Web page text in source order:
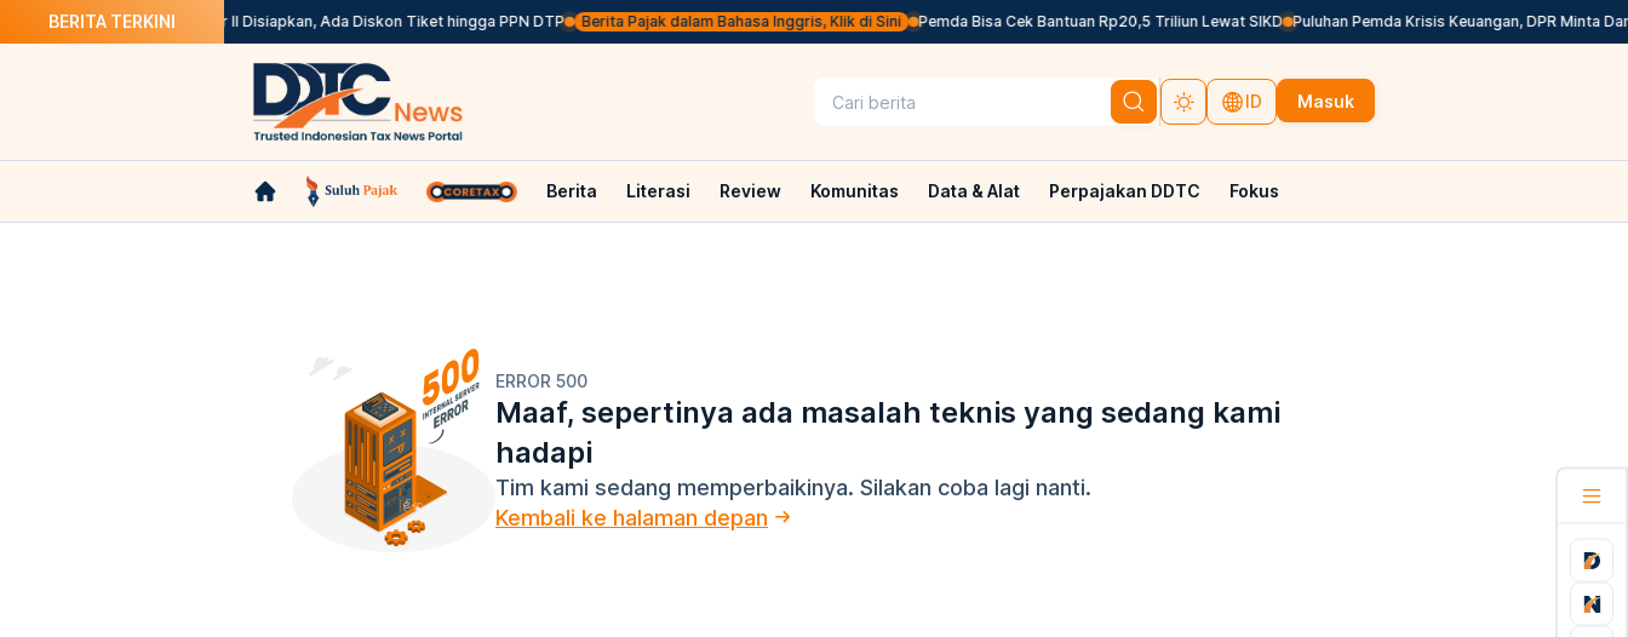
BERITA TERKINI
Agustus Stimulus Semester II Disiapkan, Ada Diskon Tiket hingga PPN DTP Berita Pajak dalam Bahasa Inggris, Klik di Sini Pemda Bisa Cek Bantuan Rp20,5 Triliun Lewat SIKD Puluhan Pemda Krisis Keuangan, DPR Minta
ID Masuk
Berita Literasi Review Komunitas Data & Alat Perpajakan DDTC Fokus
ERROR 500
Maaf, sepertinya ada masalah teknis yang sedang kami
hadapi
Tim kami sedang memperbaikinya. Silakan coba lagi nanti.
Kembali ke halaman depan